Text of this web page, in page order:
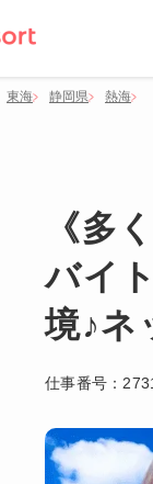
東海 静岡県 熱海
《多
バイ
境♪ネ
仕事番号：